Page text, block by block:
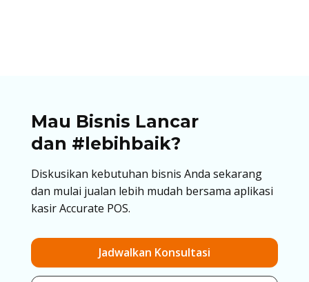
Mau Bisnis Lancar
dan #lebihbaik?
Diskusikan kebutuhan bisnis Anda sekarang
dan mulai jualan lebih mudah bersama aplikasi
kasir Accurate POS.
Jadwalkan Konsultasi